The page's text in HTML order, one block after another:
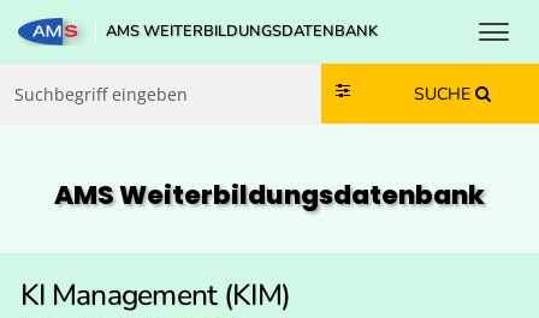
Zum Inhalt springen
Zum Navmenü springen
Zur Suche springen
Zur Footer springen
AMS WEITERBILDUNGSDATENBANK
SUCHE
AMS Weiterbildungs­datenbank
KI Management (KIM)